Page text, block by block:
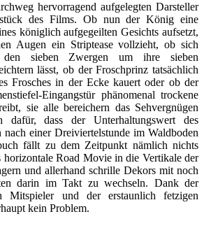
hervorragend aufgelegten Darsteller
des Films. Ob nun der König eine
königlich aufgegeilten Gesichts aufsetzt,
Augen ein Striptease vollzieht, ob sich
den sieben Zwergen um ihre sieben
lässt, ob der Froschprinz tatsächlich
Frosches in der Ecke kauert oder ob der
Eingangstür phänomenal trockene
sie alle bereichern das Sehvergnügen
dafür, dass der Unterhaltungswert des
nach einer Dreiviertelstunde im Waldboden
fällt zu dem Zeitpunkt nämlich nichts
horizontale Road Movie in die Vertikale der
und allerhand schrille Dekors mit noch
darin im Takt zu wechseln. Dank der
Mitspieler und der erstaunlich fetzigen
kein Problem.